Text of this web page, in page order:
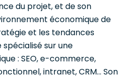
du projet, et de son
économique de
et les tendances
sur une
: SEO, e-commerce,
intranet, CRM... Son